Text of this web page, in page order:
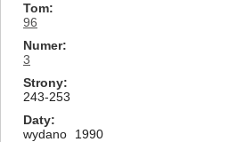
Tom
96
Numer
3
Strony
243-253
Daty
wydano
1990